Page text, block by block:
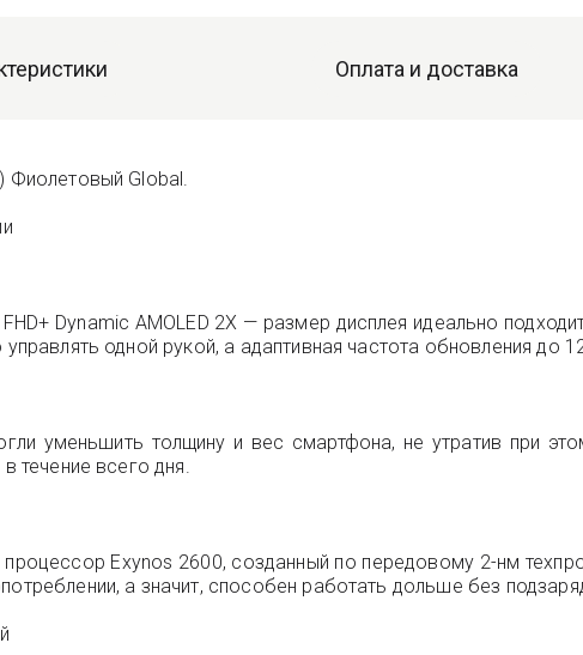
Оплата и доставка
Фиолетовый Global.
Dynamic AMOLED 2X — размер дисплея идеально
одной рукой, а адаптивная частота обновления до
уменьшить толщину и вес смартфона, не утратив при
течение всего дня.
Exynos 2600, созданный по передовому 2-нм
а значит, способен работать дольше без